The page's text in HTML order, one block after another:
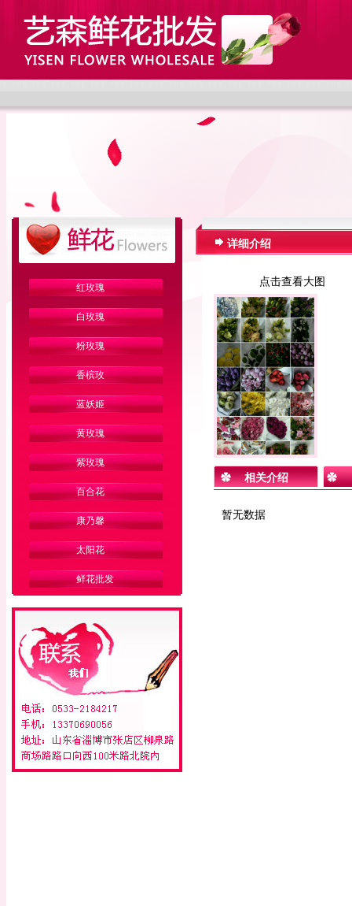
红玫瑰
白玫瑰
粉玫瑰
香槟玫
蓝妖姬
黄玫瑰
紫玫瑰
百合花
康乃馨
太阳花
鲜花批发
详细介绍
点击查看大图
相关介绍
暂无数据